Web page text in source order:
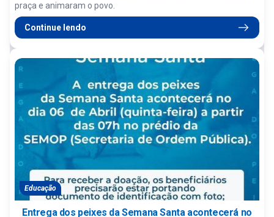
praça e animaram o povo.
Continue lendo
Educação
Entrega dos peixes da Semana Santa acontecerá no